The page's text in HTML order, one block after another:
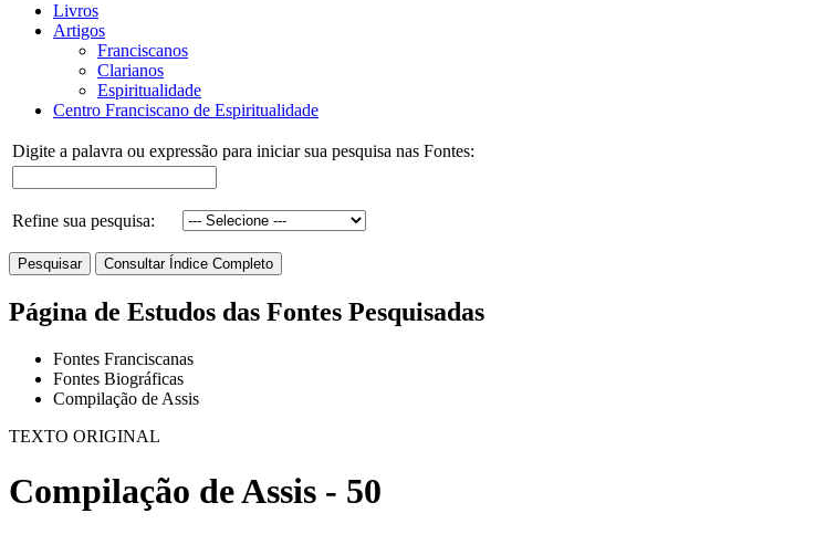
Livros
Artigos
Franciscanos
Clarianos
Espiritualidade
Centro Franciscano de Espiritualidade
Digite a palavra ou expressão para iniciar sua pesquisa nas Fontes:
Refine sua pesquisa:
Página de Estudos das Fontes Pesquisadas
Fontes Franciscanas
Fontes Biográficas
Compilação de Assis
TEXTO ORIGINAL
Compilação de Assis - 50